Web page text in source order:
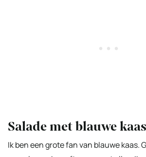
Salade met blauwe kaas
Ik ben een grote fan van blauwe kaas.